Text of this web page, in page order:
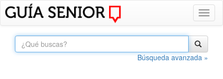
Búsqueda avanzada »